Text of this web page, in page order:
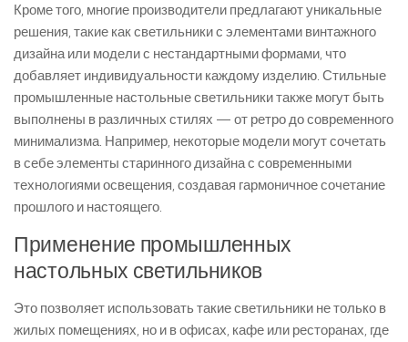
Кроме того, многие производители предлагают уникальные
решения, такие как светильники с элементами винтажного
дизайна или модели с нестандартными формами, что
добавляет индивидуальности каждому изделию. Стильные
промышленные настольные светильники также могут быть
выполнены в различных стилях — от ретро до современного
минимализма. Например, некоторые модели могут сочетать
в себе элементы старинного дизайна с современными
технологиями освещения, создавая гармоничное сочетание
прошлого и настоящего.
Применение промышленных
настольных светильников
Это позволяет использовать такие светильники не только в
жилых помещениях, но и в офисах, кафе или ресторанах, где